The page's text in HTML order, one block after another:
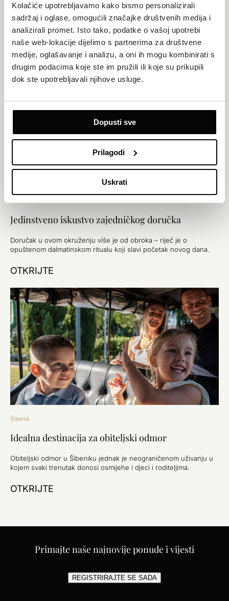
Kolačiće upotrebljavamo kako bismo personalizirali
sadržaj i oglase, omogućili značajke društvenih medija i
analizirali promet. Isto tako, podatke o vašoj upotrebi
naše web-lokacije dijelimo s partnerima za društvene
medije, oglašavanje i analizu, a oni ih mogu kombinirati s
drugim podacima koje ste im pružili ili koje su prikupili
dok ste upotrebljavali njihove usluge.
Dopusti sve
Prilagodi
Uskrati
zatvoreni aquapark u Dalmaciji.
OTKRIJTE
Jedinstveno iskustvo zajedničkog doručka
Doručak u ovom okruženju više je od obroka – riječ je o
opuštenom dalmatinskom ritualu koji slavi početak novog dana.
OTKRIJTE
Šibenik
Idealna destinacija za obiteljski odmor
Obiteljski odmor u Šibeniku jednak je neograničenom uživanju u
kojem svaki trenutak donosi osmijehe i djeci i roditeljima.
OTKRIJTE
Primajte naše najnovije ponude i vijesti
REGISTRIRAJTE SE SADA